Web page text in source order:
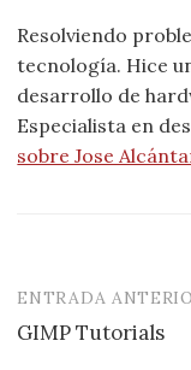
Resolviendo
tecnología. Hice
desarrollo de
Especialista en
sobre Jose
Navegación
de
ENTRADA
GIMP Tutorials